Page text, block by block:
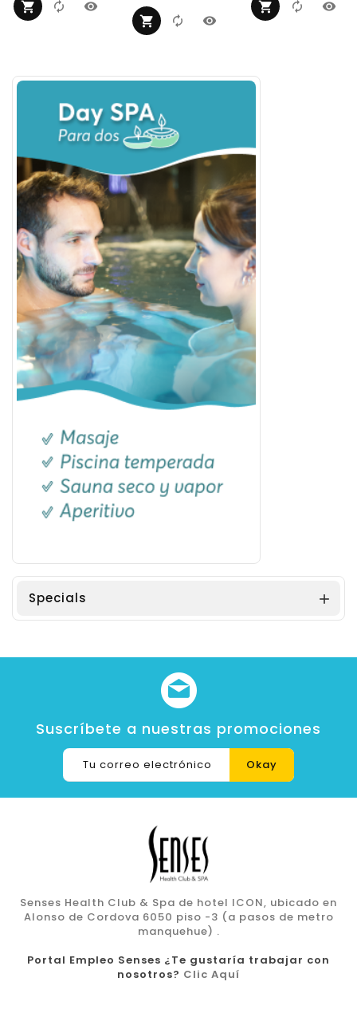
Specials 
Suscríbete a nuestras promociones
Senses Health Club & Spa de hotel ICON, ubicado en
Alonso de Cordova 6050 piso -3 (a pasos de metro
manquehue) .
Portal Empleo Senses ¿Te gustaría trabajar con
nosotros? Clic Aquí